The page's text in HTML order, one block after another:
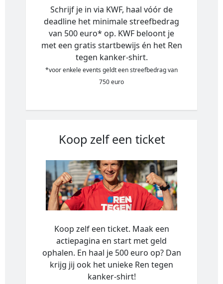
Schrijf je in via KWF, haal vóór de
deadline het minimale streefbedrag
van 500 euro* op. KWF beloont je
met een gratis startbewijs én het Ren
tegen kanker-shirt.
*voor enkele events geldt een streefbedrag van
750 euro
Koop zelf een ticket
Koop zelf een ticket. Maak een
actiepagina en start met geld
ophalen. En haal je 500 euro op? Dan
krijg jij ook het unieke Ren tegen
kanker-shirt!